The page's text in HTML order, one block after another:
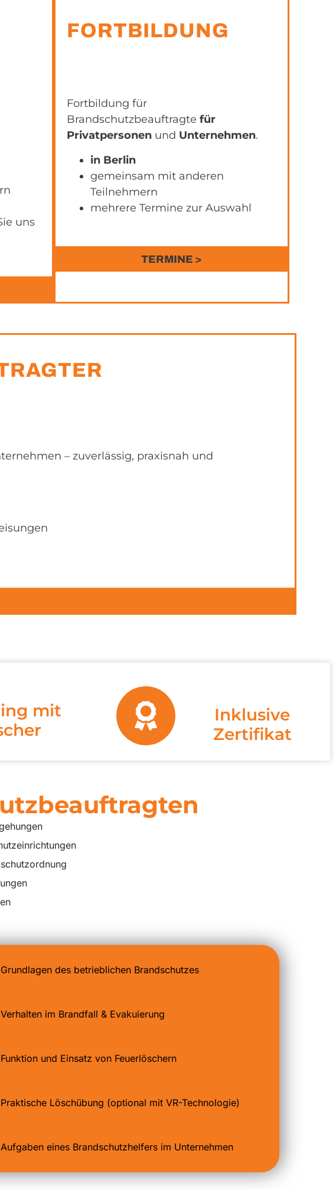
uns
FORTBILDUNG
Fortbildung für
Brandschutzbeauftragtefür
Privatpersonen und Unternehmen.
in Berlin
gemeinsam mit anderen
Teilnehmern
mehrere Termine zur Auswahl
TERMINE >
– zuverlässig, praxisnah und
mit
Inklusive
Zertifikat
Grundlagen des betrieblichen Brandschutzes
Verhalten im Brandfall & Evakuierung
Funktion und Einsatz von Feuerlöschern
Praktische Löschübung (optional mit VR-Technologie)
Aufgaben eines Brandschutzhelfers im Unternehmen